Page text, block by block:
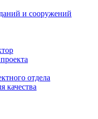
и сооружений
отдела
качества